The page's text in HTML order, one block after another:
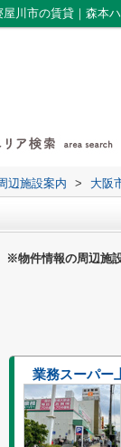
川市の賃貸｜森本
辺施設案内 > 大阪
※物件情報の周辺施
業務スーパー